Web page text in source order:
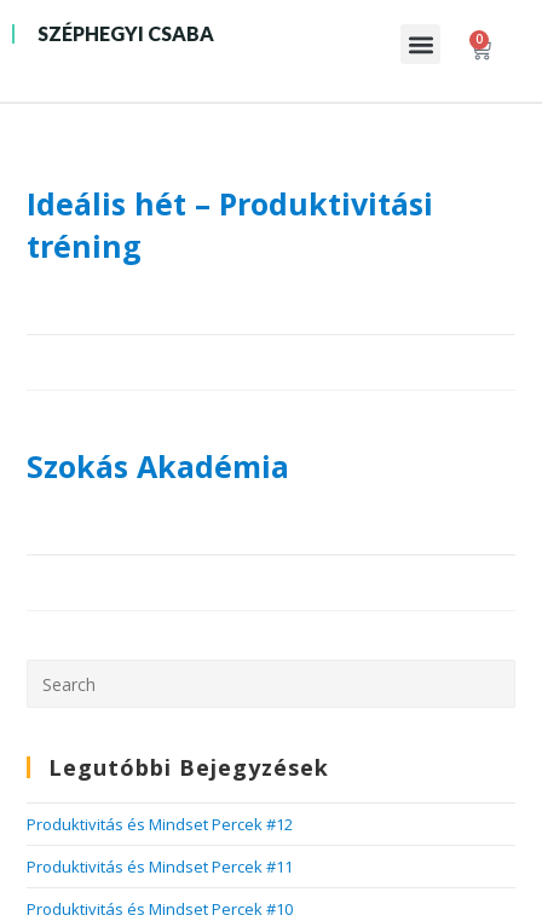
SZÉPHEGYI CSABA 0
Ideális hét – Produktivitási
tréning
Szokás Akadémia
Legutóbbi Bejegyzések
Produktivitás és Mindset Percek #12
Produktivitás és Mindset Percek #11
Produktivitás és Mindset Percek #10